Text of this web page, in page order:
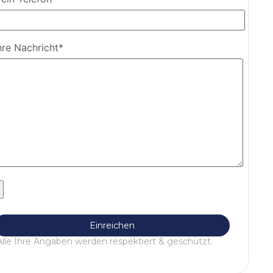
Nachricht*
Ihre Angaben werden respektiert & geschützt.